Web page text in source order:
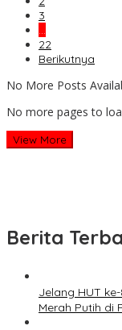
3
…
22
Berikutnya
No More Posts
No more pages to
View More
Berita
Jelang HUT
Merah Putih di